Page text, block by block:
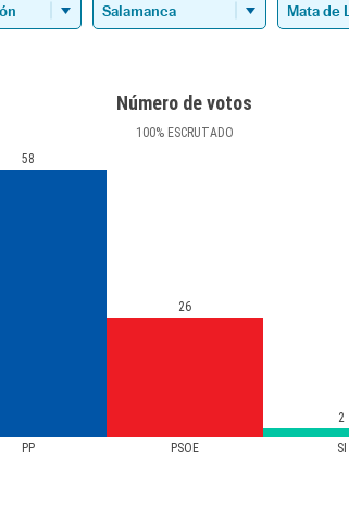
Número de votos
100%ESCRUTADO
PP PSOE SI
58
26
2